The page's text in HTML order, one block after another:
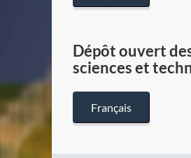
Dépôt ouvert
sciences et
Français